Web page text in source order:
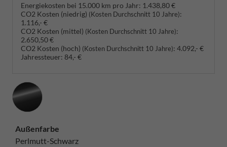
Energiekosten bei 15.000 km pro Jahr: 1.438,80 €
CO2 Kosten (niedrig) (Kosten Durchschnitt 10 Jahre):
1.116,- €
CO2 Kosten (mittel) (Kosten Durchschnitt 10 Jahre):
2.650,50 €
CO2 Kosten (hoch) (Kosten Durchschnitt 10 Jahre): 4.092,- €
Jahressteuer: 84,- €
Außenfarbe
Perlmutt-Schwarz